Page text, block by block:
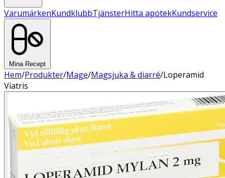
VarumärkenKundklubbTjänsterHitta apotekKundservice
Mina Recept
Hem/Produkter/Mage/Magsjuka & diarré/Loperamid
Viatris